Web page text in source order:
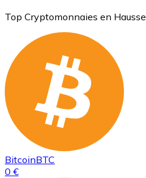
Top Cryptomonnaies en Hausse
BitcoinBTC
0 €